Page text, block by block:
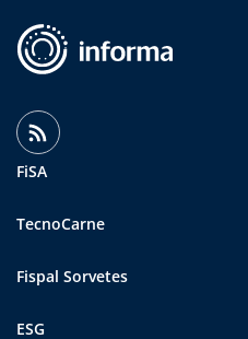
FiSA
TecnoCarne
Fispal Sorvetes
ESG